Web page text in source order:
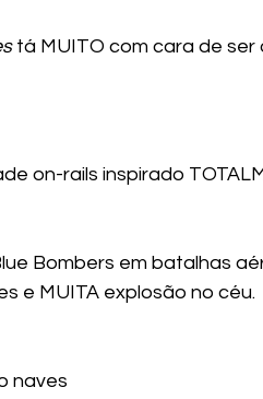
tá MUITO com cara de ser
on-rails inspirado
Bombers em batalhas
e MUITA explosão no céu.
naves